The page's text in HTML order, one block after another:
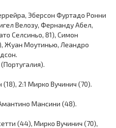
Эберсон Фуртадо Ронни
Велозу, Фернанду Абел,
Селсиньо, 81), Симон
Жуан Моутинью, Леандро
2:1 Мирко Вучинич (70).
Мансини (48).
(44), Мирко Вучинич (70),